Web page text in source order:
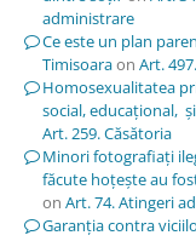
administrare
Ce este un plan
Timisoaraon Art.
Homosexualitatea
social, educațional,
Art. 259. Căsătoria
Minori fotografiați
făcute hoțește au
on Art. 74. Atingeri
Garanția contra